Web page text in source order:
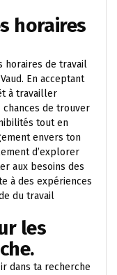
horaires
horaires de travail
En acceptant
à travailler
de trouver
tout en
envers ton
d’explorer
aux besoins des
à des expériences
du travail
les
dans ta recherche